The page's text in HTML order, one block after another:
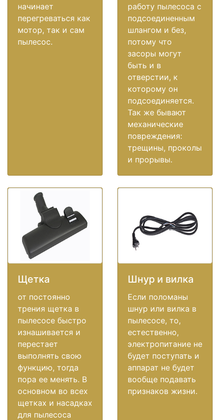
начинает
перегреваться как
мотор, так и сам
пылесос.
работу пылесоса с
подсоединенным
шлангом и без,
потому что
засоры могут
быть и в
отверстии, к
которому он
подсоединяется.
Так же бывают
механические
повреждения:
трещины, проколы
и прорывы.
Щетка
от постоянно
трения щетка в
пылесосе быстро
изнашивается и
перестает
выполнять свою
функцию, тогда
пора ее менять. В
основном во всех
щетках и насадках
для пылесоса
Шнур и вилка
Если поломаны
шнур или вилка в
пылесосе, то,
естественно,
электропитание не
будет поступать и
аппарат не будет
вообще подавать
признаков жизни.